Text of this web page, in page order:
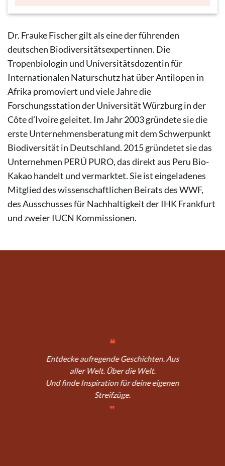
© Frauke Fischer
Dr. Frauke Fischer gilt als eine der führenden
deutschen Biodiversitätsexpertinnen. Die
Tropenbiologin und Universitätsdozentin für
Internationalen Naturschutz hat über Antilopen in
Afrika promoviert und viele Jahre die
Forschungsstation der Universität Würzburg in der
Côte d’Ivoire geleitet. Im Jahr 2003 gründete sie die
erste Unternehmensberatung mit dem Schwerpunkt
Biodiversität in Deutschland. 2015 gründetet sie das
Unternehmen PERÚ PURO, das direkt aus Peru Bio-
Kakao handelt und vermarktet. Sie ist eingeladenes
Mitglied des wissenschaftlichen Beirats des WWF,
des Ausschusses für Nachhaltigkeit der IHK Frankfurt
und zweier IUCN Kommissionen.
❝
Entdecke aufregende Geschichten. Aus
aller Welt. Über die Welt.
Und finde Inspiration für deine eigenen
Streifzüge.
❞